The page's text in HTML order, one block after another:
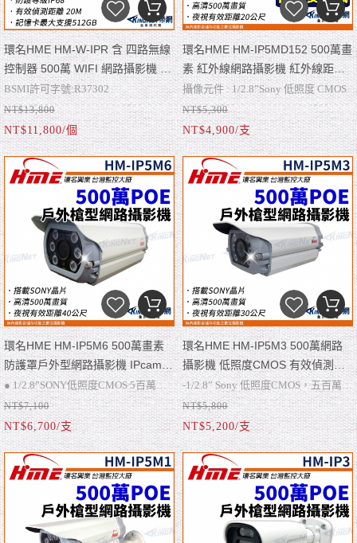
環名HME HM-W-IPR 含 四路無線
控制器 500萬 WIFI 網路攝影機 紅
外線距離可達20米 內建麥克風 帝
網 KingNet
BSMI許可字號:R37302
NCC許可字號:CCAJ24LPART0T1
攝像元件: 1/2.8”Sony 低照度 CMOS
有效像素 :5 百萬
紅外線距離:可達 20 米 ; 防護等
NT$13,800
NT$11,800/個
環名HME HM-IP5MD152 500萬畫
素 紅外線網路攝影機 紅外線距離
可達20米 帝網 KingNet
攝像元件 : 1/2.8”Sony 低照度 CMOS
有效像素 : 5 百萬
紅外線距離 : 可達 20 米 ; 聲音 : 內建
麥克風
NT$5,300
NT$4,900/支
環名HME HM-IP5M6 500萬畫素
防護罩戶外型網路攝影機 IPcam
帝網 KingNet
● 1/2.8”SONY低照度CMOS 5百萬畫
素。
● 鏡頭配置4 . 6 . 8 mm / F1.6固定式鏡
頭。
● 6 顆點陣式 LED,有效偵測距離 40
米。
● 上蓋及主體採高硬度鋁合金製作。
NT$7,100
NT$6,700/支
環名HME HM-IP5M3 500萬網路
攝影機 低照度CMOS 有效偵測距
離30M F1.6固定鏡頭 帝網
KingNet
-1/2.8” Sony 低照度CMOS，五百萬畫
素
-鏡頭配置4、6、12mm /F1.6固定鏡頭
-在適當條件環境下，有效偵測距離
30M
NT$5,800
NT$5,200/支